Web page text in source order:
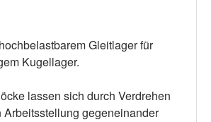
Gleitlager für
Kugellager.
lassen sich durch Verdrehen
gegeneinander